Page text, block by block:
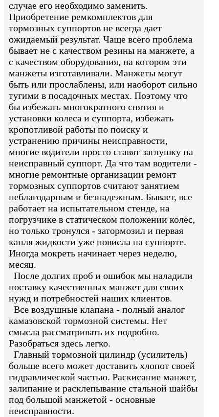
случае его необходимо заменить.
Приобретение ремкомплектов для
тормозных суппортов не всегда дает
ожидаемый результат. Чаще всего проблема
бывает не с качеством резины на манжете, а
с качеством оборудования, на котором эти
манжеты изготавливали. Манжеты могут
быть или прослаблены, или наоборот сильно
тугими в посадочных местах. Поэтому что
бы избежать многократного снятия и
установки колеса и суппорта, избежать
кропотливой работы по поиску и
устранению причины неисправности,
многие водители просто ставят заглушку на
неисправный суппорт. Да что там водители -
многие ремонтные организации ремонт
тормозных суппортов считают занятием
неблагодарным и безнадежным. Бывает, все
работает на испытательном стенде, на
погрузчике в статическом положении колес,
но только тронулся - затормозил и первая
капля жидкости уже повисла на суппорте.
Иногда мокреть начинает через неделю,
месяц.
После долгих проб и ошибок мы наладили
поставку качественных манжет для своих
нужд и потребностей наших клиентов.
Все воздушные клапана - полный аналог
камазовской тормозной системы. Нет
смысла рассматривать их подробно.
Разобраться здесь легко.
Главный тормозной цилиндр (усилитель)
больше всего может доставить хлопот своей
гидравлической частью. Раскисание манжет,
залипание и расклепывание стальной шайбы
под большой манжетой - основные
неисправности.